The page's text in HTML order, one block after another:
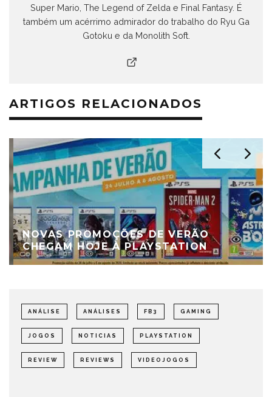
Super Mario, The Legend of Zelda e Final Fantasy. É
também um acérrimo admirador do trabalho do Ryu Ga
Gotoku e da Monolith Soft.
ARTIGOS RELACIONADOS
NOVAS PROMOÇÕES DE VERÃO
CHEGAM HOJE À PLAYSTATION
ANÁLISE ANÁLISES FB3 GAMING
JOGOS NOTICIAS PLAYSTATION
REVIEW REVIEWS VIDEOJOGOS